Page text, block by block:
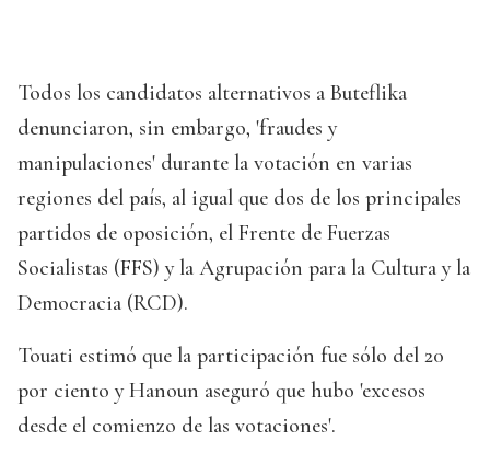
Todos los candidatos alternativos a Buteflika
denunciaron, sin embargo, 'fraudes y
manipulaciones' durante la votación en varias
regiones del país, al igual que dos de los principales
partidos de oposición, el Frente de Fuerzas
Socialistas (FFS) y la Agrupación para la Cultura y la
Democracia (RCD).
Touati estimó que la participación fue sólo del 20
por ciento y Hanoun aseguró que hubo 'excesos
desde el comienzo de las votaciones'.